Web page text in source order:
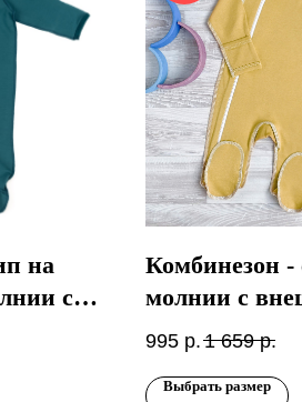
на
с
Комбинезон -
молнии с
швами
995 р. 1 659 р.
Выбрать размер